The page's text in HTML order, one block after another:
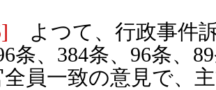
よつて、行政事件
条、384条、96条、
全員一致の意見で、